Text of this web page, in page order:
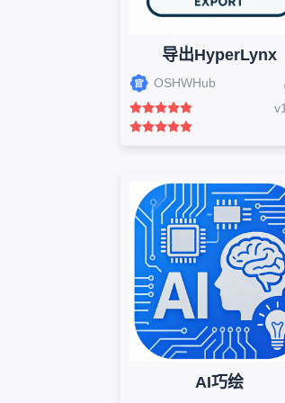
导出HyperLynx
OSHWHub
v
AI巧绘